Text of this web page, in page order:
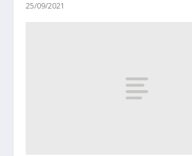
25/09/2021